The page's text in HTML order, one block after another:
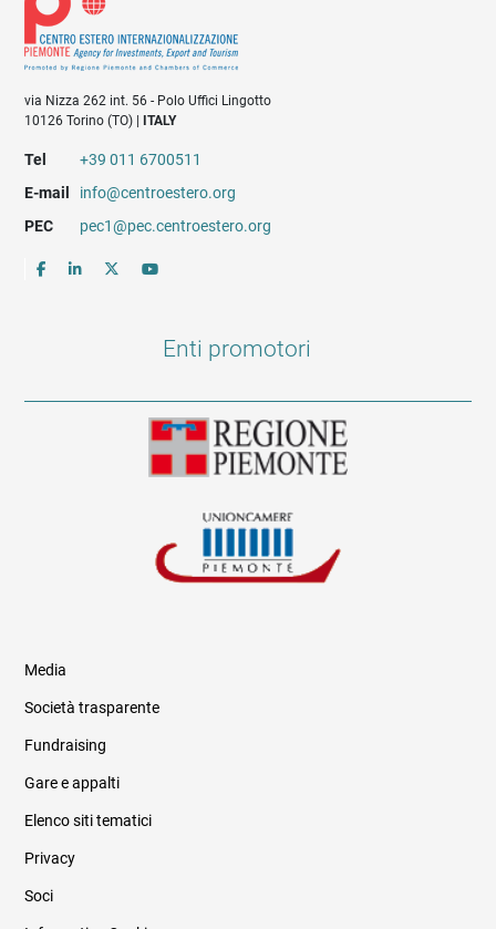
via Nizza 262 int. 56 - Polo Uffici Lingotto
10126 Torino (TO) |
ITALY
Tel
+39 011 6700511
E-mail
info@centroestero.org
PEC
pec1@pec.centroestero.org
Enti promotori
Informazioni legali e trasparenza
Media
Società trasparente
Fundraising
Gare e appalti
Elenco siti tematici
Privacy
Soci